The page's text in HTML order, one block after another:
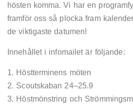
hösten komma. Vi har en
framför oss så plocka fram
de viktigaste datumen!
Innehållet i infomailet är följande:
1. Höstterminens möten
2. Scoutskaban 24–25.9
3. Höstmönstring och